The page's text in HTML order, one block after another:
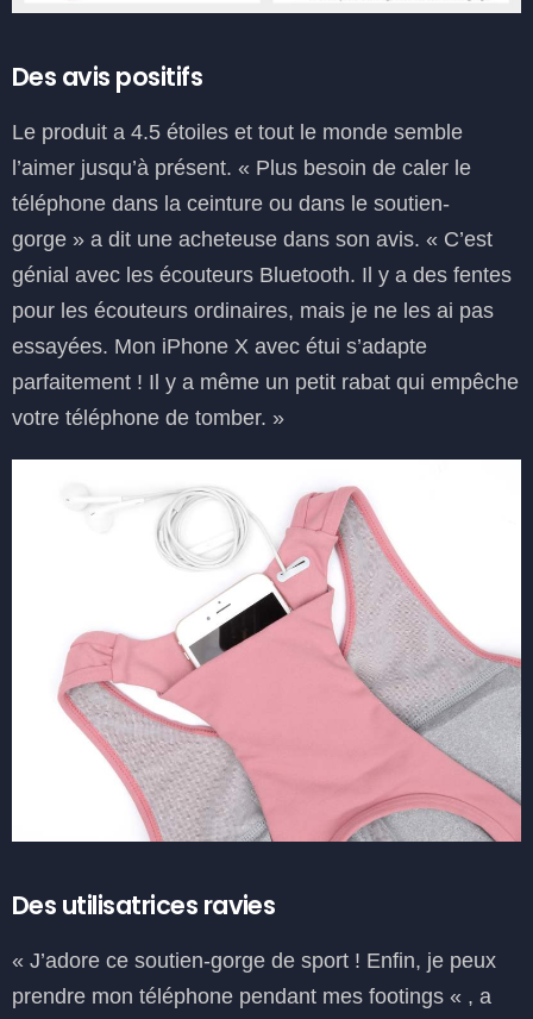
Des avis positifs
Le produit a 4.5 étoiles et tout le monde semble
l’aimer jusqu’à présent. « Plus besoin de caler le
téléphone dans la ceinture ou dans le soutien-
gorge » a dit une acheteuse dans son avis. « C’est
génial avec les écouteurs Bluetooth. Il y a des fentes
pour les écouteurs ordinaires, mais je ne les ai pas
essayées. Mon iPhone X avec étui s’adapte
parfaitement ! Il y a même un petit rabat qui empêche
votre téléphone de tomber. »
Des utilisatrices ravies
« J’adore ce soutien-gorge de sport ! Enfin, je peux
prendre mon téléphone pendant mes footings « , a